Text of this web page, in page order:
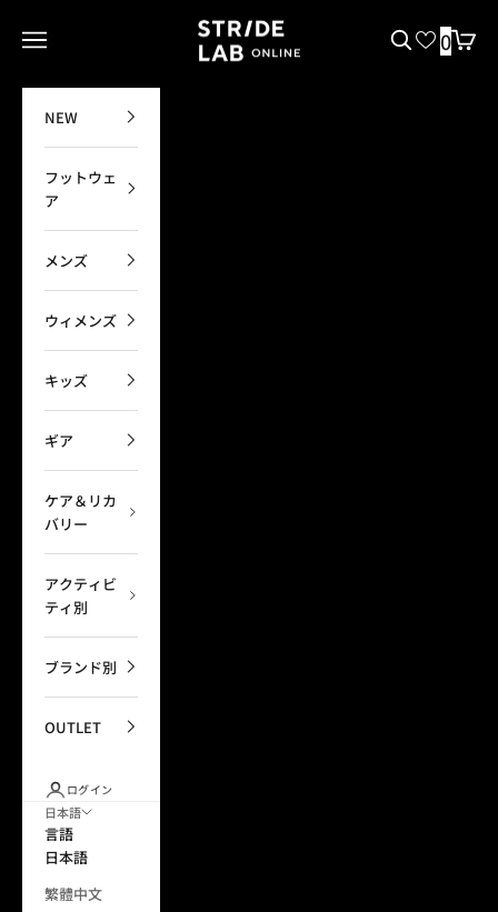
STRIDE LAB ONLINE
メニューを開く
検索を開く
0カー
NEW
フットウェ
ア
メンズ
ウィメンズ
キッズ
ギア
ケア＆リカ
バリー
アクティビ
ティ別
ブランド別
OUTLET
ログイン
日本語
言語
日本語
繁體中文